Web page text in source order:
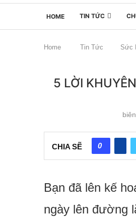
HOME TIN TỨC
Home Tin Tức Sức
5 LỜI
CHIA SẼ 0
Bạn đã lên kế
ngày lên đường